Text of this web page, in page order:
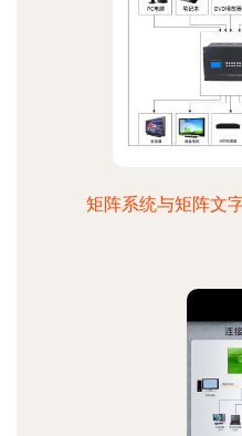
矩阵系统与矩阵文